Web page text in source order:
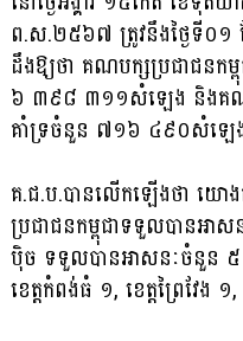
ព.ស.២៥៦៧ ត្រូវនឹងថ្ងៃទី០១
ដឹងឱ្យថា គណបក្សប្រជាជនក
៦ ៣៩៨ ៣១១សំឡេង និងគ
គាំទ្រចំនួន ៧១៦ ៤៩០សំឡេ
គ.ជ.ប.បានលើកឡើងថា យោង
ប្រជាជនកម្ពុជាទទួលបានអ
ប៉ិច ទទួលបានអាសនៈចំនួន ៥
ខេត្តកំពង់ធំ ១, ខេត្តព្រៃវែង